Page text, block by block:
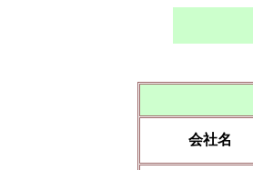
会社名